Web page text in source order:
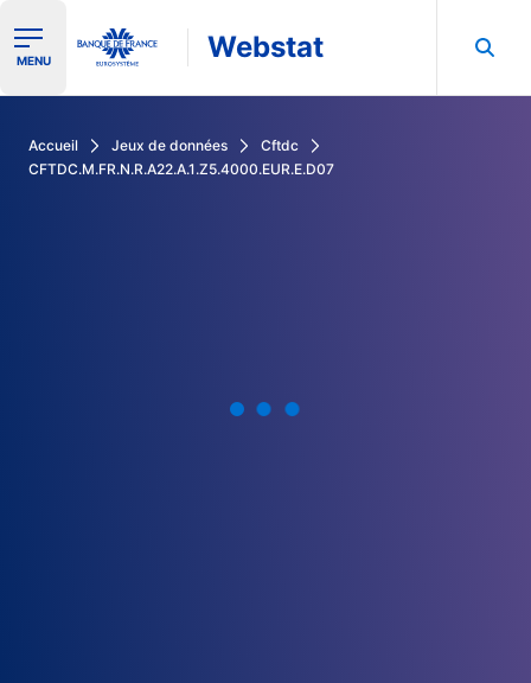
Ouvrir le menu de navigation
MENU Webstat
Accueil Jeux de données
Cftdc
CFTDC.M.FR.N.R.A22.A.1.Z5.4000.EUR.E.D07